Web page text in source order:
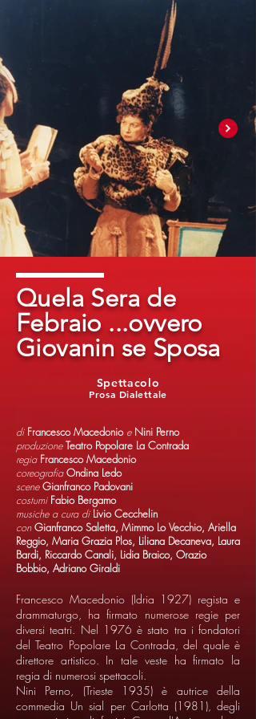
Quela Sera de
Febraio ...ovvero
Giovanin se Sposa
Prosa Dialettale
Spettacolo
di Francesco Macedonio e Nini Perno
produzione Teatro Popolare La Contrada
regia Francesco Macedonio
coreografiaOndina Ledo
sceneGianfranco Padovani
costumi Fabio Bergamo
musiche a cura di Livio Cecchelin
conGianfranco Saletta, Mimmo Lo Vecchio, Ariella
Reggio, Maria Grazia Plos, Liliana Decaneva, Laura
Bardi, Riccardo Canali, Lidia Braico, Orazio
Bobbio, Adriano Giraldi
Francesco Macedonio (Idria 1927) regista e
drammaturgo, ha firmato numerose regie per
diversi teatri. Nel 1976 è stato tra i fondatori
del Teatro Popolare La Contrada, del quale è
direttore artistico. In tale veste ha firmato la
regia di numerosi spettacoli.
Nini Perno, (Trieste 1935) è autrice della
commedia Un sial per Carlotta (1981), degli